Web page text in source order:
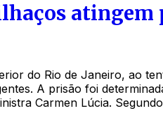
do Rio de Janeiro, ao
A prisão foi
Carmen Lúcia.